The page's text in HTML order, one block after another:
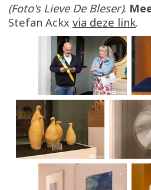
(Foto's Lieve De Bleser).
Stefan Ackx via deze link.